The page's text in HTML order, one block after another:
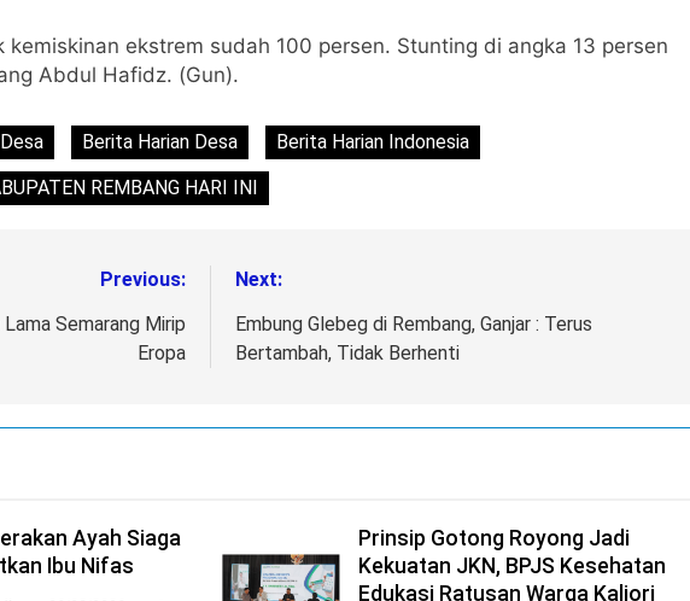
kemiskinan ekstrem sudah 100 persen. Stunting di angka 13 persen
Abdul Hafidz. (Gun).
Berita Harian Desa
Berita Harian Indonesia
REMBANG HARI INI
Previous:
Semarang Mirip
Eropa
Next:
Embung Glebeg di Rembang, Ganjar : Terus
Bertambah, Tidak Berhenti
Ayah Siaga
Ibu Nifas
Prinsip Gotong Royong Jadi
Kekuatan JKN, BPJS Kesehatan
Edukasi Ratusan Warga Kaliori